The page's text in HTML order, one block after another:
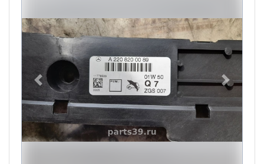
Previous Next